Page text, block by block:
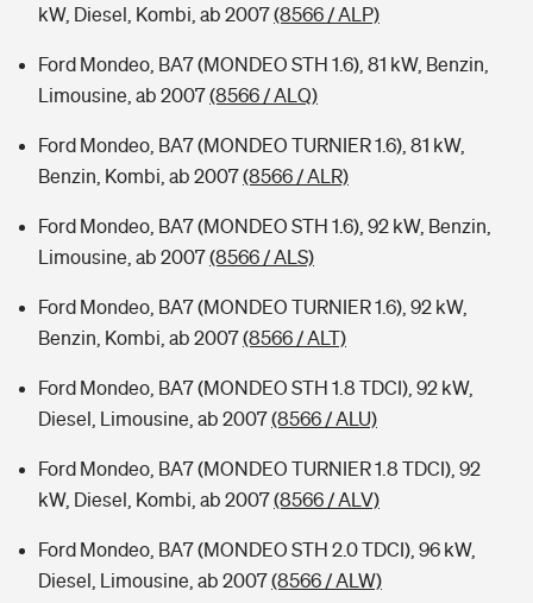
kW, Diesel, Kombi, ab 2007(8566 / ALP)
Ford Mondeo, BA7 (MONDEO STH 1.6), 81 kW, Benzin,
Limousine, ab 2007(8566 / ALQ)
Ford Mondeo, BA7 (MONDEO TURNIER 1.6), 81 kW,
Benzin, Kombi, ab 2007(8566 / ALR)
Ford Mondeo, BA7 (MONDEO STH 1.6), 92 kW, Benzin,
Limousine, ab 2007(8566 / ALS)
Ford Mondeo, BA7 (MONDEO TURNIER 1.6), 92 kW,
Benzin, Kombi, ab 2007(8566 / ALT)
Ford Mondeo, BA7 (MONDEO STH 1.8 TDCI), 92 kW,
Diesel, Limousine, ab 2007(8566 / ALU)
Ford Mondeo, BA7 (MONDEO TURNIER 1.8 TDCI), 92
kW, Diesel, Kombi, ab 2007(8566 / ALV)
Ford Mondeo, BA7 (MONDEO STH 2.0 TDCI), 96 kW,
Diesel, Limousine, ab 2007(8566 / ALW)